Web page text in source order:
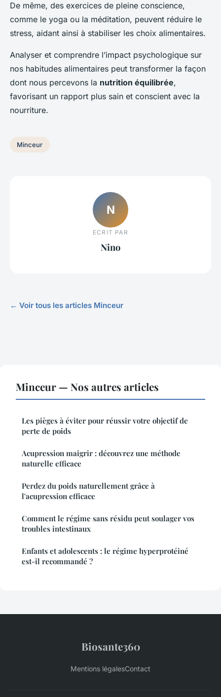
De même, des exercices de pleine conscience,
comme le yoga ou la méditation, peuvent réduire le
stress, aidant ainsi à stabiliser les choix alimentaires.
Analyser et comprendre l’impact psychologique sur
nos habitudes alimentaires peut transformer la façon
dont nous percevons la nutrition équilibrée,
favorisant un rapport plus sain et conscient avec la
nourriture.
Minceur
N
ECRIT PAR
Nino
← Voir tous les articles Minceur
Minceur — Nos autres articles
Les pièges à éviter pour réussir votre objectif de
perte de poids
Acupression maigrir : découvrez une méthode
naturelle efficace
Perdez du poids naturellement grâce à
l'acupression efficace
Comment le régime sans résidu peut soulager vos
troubles intestinaux
Enfants et adolescents : le régime hyperprotéiné
est-il recommandé ?
Biosante360
Mentions légalesContact